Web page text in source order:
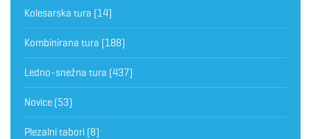
Kolesarska tura (14)
Kombinirana tura (188)
Ledno-snežna tura (437)
Novice (53)
Plezalni tabori (8)